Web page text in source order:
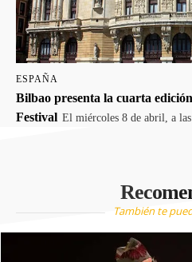
ESPAÑA
Bilbao presenta la cuarta
Festival El miércoles 8 de abril, a
También te